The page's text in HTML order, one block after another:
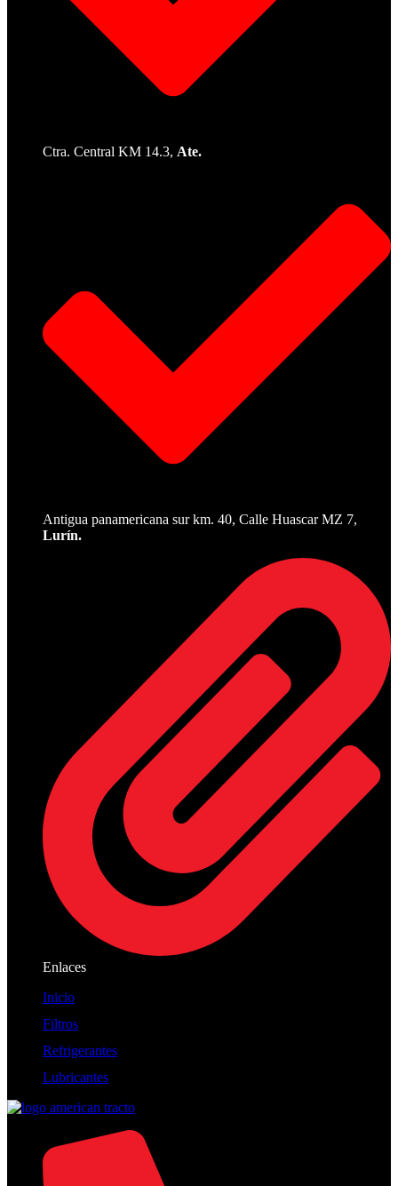
Ctra. Central KM 14.3, Ate.
Antigua panamericana sur km. 40, Calle Huascar MZ 7,
Lurín.
Enlaces
Inicio
Filtros
Refrigerantes
Lubricantes